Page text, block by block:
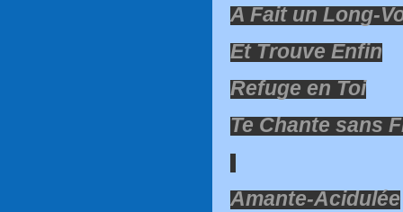
A Fait un Long-
Et Trouve Enfin
Refuge en Toi
Te Chante sans
Amante-Acidulée